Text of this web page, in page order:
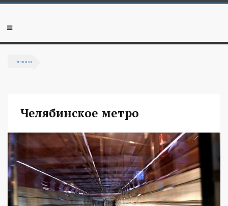
Перейти к основному содержанию
Мобильное
Главная
Челябинское метро